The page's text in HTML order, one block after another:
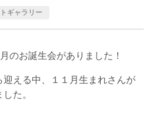
ギャラリー
のお誕生会がありました！
える中、１１月生まれさんが
た。